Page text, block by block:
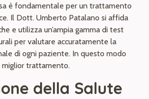
è fondamentale per un trattamento
Il Dott. Umberto Patalano si affida
e utilizza un’ampia gamma di test
per valutare accuratamente la
di ogni paziente. In questo modo
trattamento.
della Salute